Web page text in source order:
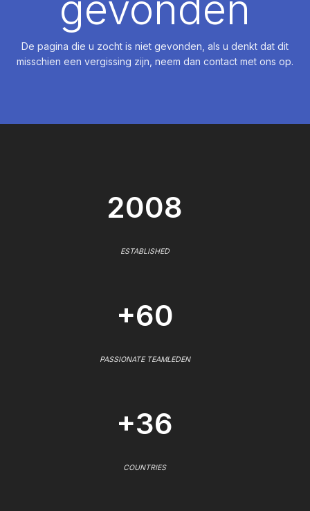
De pagina die u zocht is niet gevonden, als u denkt dat dit
misschien een vergissing zijn, neem dan contact met ons op.
2008
ESTABLISHED
+60
PASSIONATE TEAMLEDEN
+36
COUNTRIES